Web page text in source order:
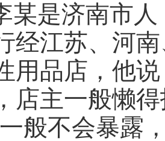
某是济南市
经江苏、河
用品店，他
店主一般懒
般不会暴露